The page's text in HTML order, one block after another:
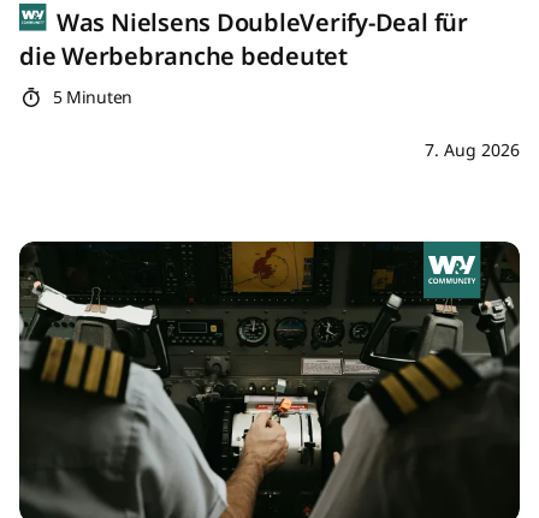
Was Nielsens DoubleVerify-Deal für
die Werbebranche bedeutet
5 Minuten
7. Aug 2026